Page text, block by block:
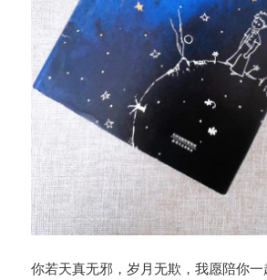
你若天真无邪，岁月无欺，我愿陪你